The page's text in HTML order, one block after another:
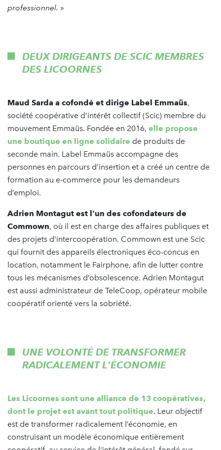
professionnel. »
DEUX DIRIGEANTS DE SCIC MEMBRES
DES LICOORNES
Maud Sarda a cofondé et dirige Label Emmaüs,
société coopérative d’intérêt collectif (Scic) membre du
mouvement Emmaüs. Fondée en 2016, elle propose
une boutique en ligne solidaire de produits de
seconde main. Label Emmaüs accompagne des
personnes en parcours d’insertion et a créé un centre de
formation au e-commerce pour les demandeurs
d’emploi.
Adrien Montagut est l'un des cofondateurs de
Commown, où il est en charge des affaires publiques et
des projets d’intercoopération. Commown est une Scic
qui fournit des appareils électroniques éco-concus en
location, notamment le Fairphone, afin de lutter contre
tous les mécanismes d’obsolescence. Adrien Montagut
est aussi administrateur de TeleCoop, opérateur mobile
coopératif orienté vers la sobriété.
UNE VOLONTÉ DE TRANSFORMER
RADICALEMENT L'ÉCONOMIE
Les Licoornes sont une alliance de 13 coopératives,
dont le projet est avant tout politique. Leur objectif
est de transformer radicalement l’économie, en
construisant un modèle économique entièrement